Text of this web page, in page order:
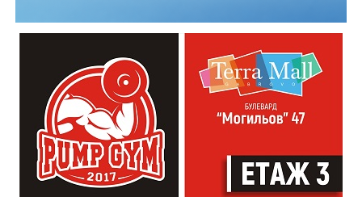
увенчават с успех и на 8 септември 1984 година
часовниковата кула, с работещия век по-рано
механизъм, е официално открита наново. Самият
механизъм е възстановен година по-рано, през 1983
г., от майстор Илия Ковачев, който изковава
липсващите му части. Днес неговият син, Иван
Ковачев, продължава делото на баща си, като се
грижи за техническата поддръжка на механизма и
отстранява евентуални повреди.
участниците да работят рамо до рамо с утвърдени
признатите майстори реставратори в музей „Етър“,
води обучението за изграждане на каменна основа
за отоплителните съоръжения. Част от курсистите
надградиха своите умения по каменна зидария,
придобити в предишни издания на програмата.